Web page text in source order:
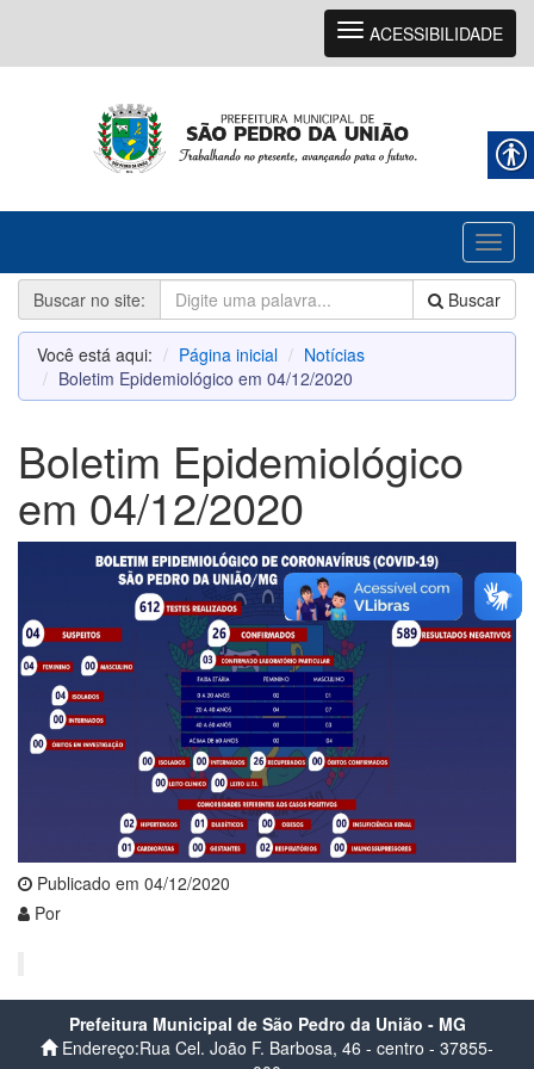
Navegação
ACESSIBILIDADE
Buscar no site:
Buscar
Você está aqui: Página inicial
Notícias
Boletim Epidemiológico em 04/12/2020
Boletim Epidemiológico
em 04/12/2020
Publicado em 04/12/2020
Por
Prefeitura Municipal de São Pedro da União - MG
Endereço:Rua Cel. João F. Barbosa, 46 - centro - 37855-